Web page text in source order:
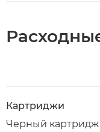
Картриджи
Черный картридж